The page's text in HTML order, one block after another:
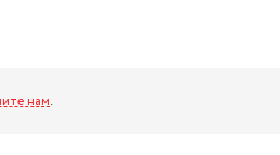
нам.